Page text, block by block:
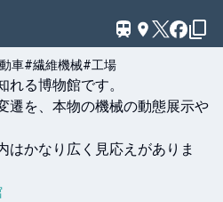
車#繊維機械#工場
れる博物館です。
遷を、本物の機械の動態展示や
はかなり広く見応えがありま